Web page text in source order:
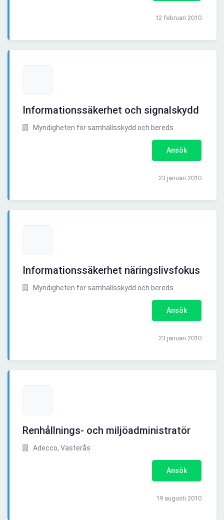
12 februari 2010
Informationssäkerhet och signalskydd
Myndigheten för samhällsskydd och bereds ..
Ansök
23 januari 2010
Informationssäkerhet näringslivsfokus
Myndigheten för samhällsskydd och bereds ..
Ansök
23 januari 2010
Renhållnings- och miljöadministratör
Adecco, Västerås
Ansök
19 augusti 2010